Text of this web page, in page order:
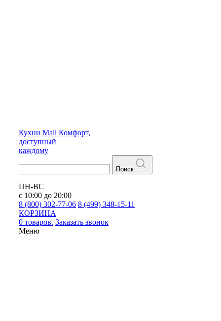
Кухни Mall Комфорт,
доступный
каждому
Поиск
ПН-ВС
с 10:00 до 20:00
8 (800) 302-77-06 8 (499) 348-15-11
КОРЗИНА
0 товаров. Заказать звонок
Меню